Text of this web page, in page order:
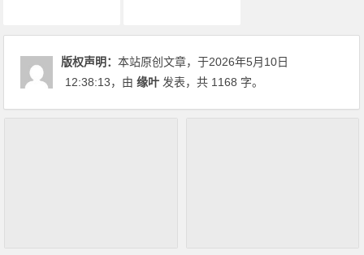
版权声明：本站原创文章，于2026年5月10日
12:38:13，由缘叶 发表，共 1168 字。